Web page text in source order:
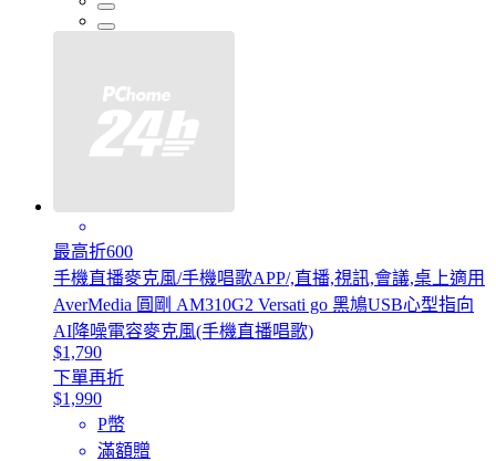
最高折600
手機直播麥克風/手機唱歌APP/,直播,視訊,會議,桌上適用
AverMedia 圓剛 AM310G2 Versati go 黑鳩USB心型指向
AI降噪電容麥克風(手機直播唱歌)
$1,790
下單再折
$1,990
P幣
滿額贈